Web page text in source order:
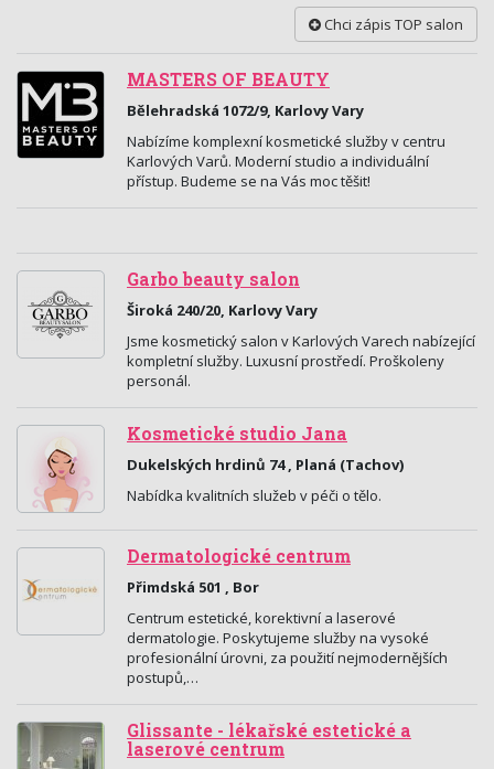
Chci zápis TOP salon
MASTERS OF BEAUTY
Bělehradská 1072/9, Karlovy Vary
Nabízíme komplexní kosmetické služby v centru
Karlových Varů. Moderní studio a individuální
přístup. Budeme se na Vás moc těšit!
Garbo beauty salon
Široká 240/20, Karlovy Vary
Jsme kosmetický salon v Karlových Varech nabízející
kompletní služby. Luxusní prostředí. Proškoleny
personál.
Kosmetické studio Jana
Dukelských hrdinů 74 , Planá (Tachov)
Nabídka kvalitních služeb v péči o tělo.
Dermatologické centrum
Přimdská 501 , Bor
Centrum estetické, korektivní a laserové
dermatologie. Poskytujeme služby na vysoké
profesionální úrovni, za použití nejmodernějších
postupů,…
Glissante - lékařské estetické a
laserové centrum